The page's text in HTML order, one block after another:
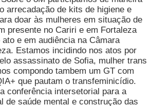
arrecadação de kits de higiene e
doar às mulheres em situação de
presente no Cariri e em Fortaleza
e em audiência na Câmara
Estamos incidindo nos atos por
assassinato de Sofia, mulher trans
compondo tambem um GT com
que pautam o transfeminicídio.
conferência intersetorial para a
de saúde mental e construção das